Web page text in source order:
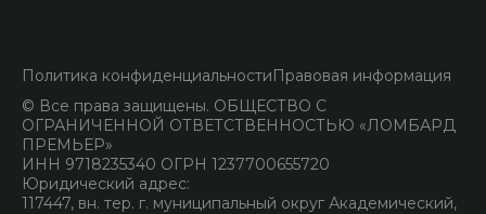
Политика конфиденциальностиПравовая информация
© Все права защищены. ОБЩЕСТВО С
ОГРАНИЧЕННОЙ ОТВЕТСТВЕННОСТЬЮ «ЛОМБАРД
ПРЕМЬЕР»
ИНН 9718235340 ОГРН 1237700655720
Юридический адрес:
117447, вн. тер. г. муниципальный округ Академический,